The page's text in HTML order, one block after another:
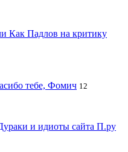
Как Падлов на критику
тебе, Фомич 12
и идиоты сайта П.ру